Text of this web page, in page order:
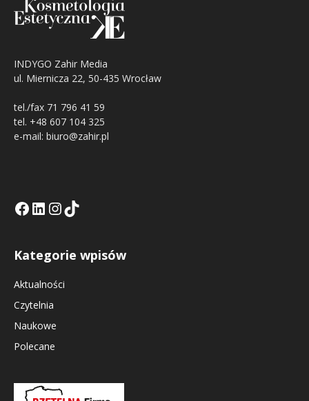
INDYGO Zahir Media
ul. Miernicza 22, 50-435 Wrocław
tel./fax 71 796 41 59
tel. +48 607 104 325
e-mail: biuro@zahir.pl
Facebook
LinkedIn
Tik Tok KEInstagramm KE
Kategorie wpisów
Aktualności
Czytelnia
Naukowe
Polecane